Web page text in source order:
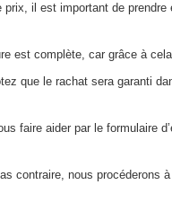
il est important de
est complète, car grâce à
que le rachat sera garanti
faire aider par le formulaire
contraire, nous procéderons